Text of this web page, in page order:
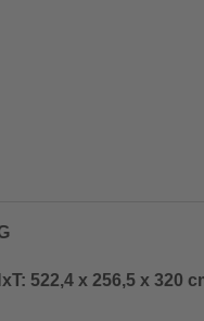
522,4 x 256,5 x 320